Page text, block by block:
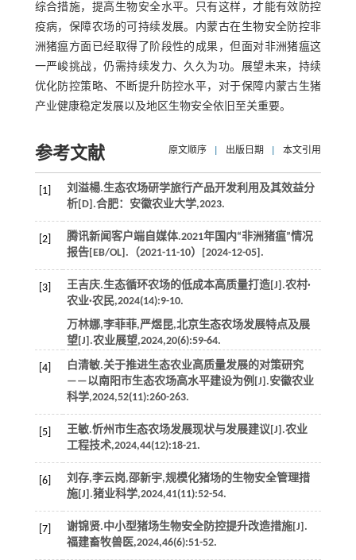
综合措施，提高生物安全水平。只有这样，才能有效防控
疫病，保障农场的可持续发展。内蒙古在生物安全防控非
洲猪瘟方面已经取得了阶段性的成果，但面对非洲猪瘟这
一严峻挑战，仍需持续发力、久久为功。展望未来，持续
优化防控策略、不断提升防控水平，对于保障内蒙古生猪
产业健康稳定发展以及地区生物安全依旧至关重要。
参考文献 原文顺序 出版日期 本文引用
[1]
刘溢楊.生态农场研学旅行产品开发利用及其效益分
析[D].合肥：安徽农业大学,2023.
[2]
腾讯新闻客户端自媒体.2021年国内“非洲猪瘟”情况
报告[EB/OL].（2021-11-10）[2024-12-05].
[3] 王吉庆.生态循环农场的低成本高质量打造[J].农村·
农业·农民,2024(14):9-10.
万林娜,李菲菲,严煜昆,北京生态农场发展特点及展
望[J].农业展望,2024,20(6):59-64.
[4]
白清敏.关于推进生态农业高质量发展的对策研究
——以南阳市生态农场高水平建设为例[J].安徽农业
科学,2024,52(11):260-263.
[5] 王敏.忻州市生态农场发展现状与发展建议[J].农业
工程技术,2024,44(12):18-21.
[6]
刘存,李云岗,邵新宇,规模化猪场的生物安全管理措
施[J].猪业科学,2024,41(11):52-54.
[7]
谢锦贤.中小型猪场生物安全防控提升改造措施[J].
福建畜牧兽医,2024,46(6):51-52.